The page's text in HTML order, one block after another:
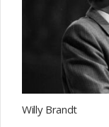
Willy Brandt